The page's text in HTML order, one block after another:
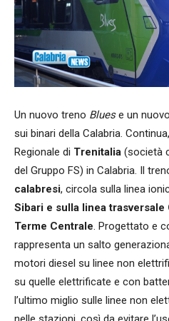
Un nuovo treno Bluese un
sui binari della Calabria.
Regionale di Trenitalia (società
del Gruppo FS) in Calabria. Il
calabresi, circola sulla linea
Sibari e sulla linea
Terme Centrale. Progettato e
rappresenta un salto
motori diesel su linee non
su quelle elettrificate e con
l’ultimo miglio sulle linee non